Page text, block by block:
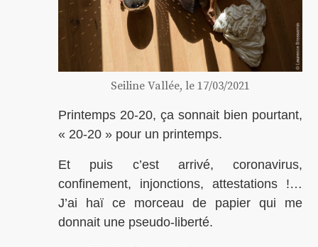
Seiline Vallée, le 17/03/2021
Printemps 20-20, ça sonnait bien pourtant,
« 20-20 » pour un printemps.
Et puis c’est arrivé, coronavirus,
confinement, injonctions, attestations !…
J’ai haï ce morceau de papier qui me
donnait une pseudo-liberté.